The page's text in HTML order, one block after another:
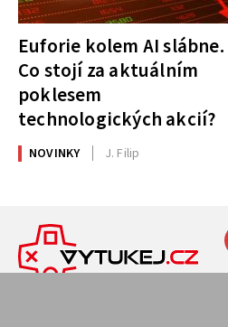
Euforie kolem AI slábne.
Co stojí za aktuálním
poklesem
technologických akcií?
NOVINKY J. Filip